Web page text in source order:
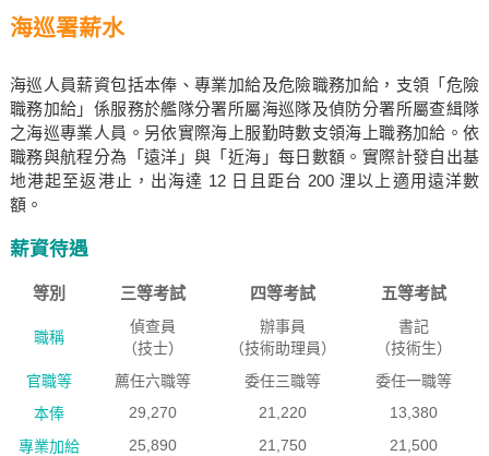
海巡署薪水
海巡人員薪資包括本俸、專業加給及危險職務加給，支領「危險
職務加給」係服務於艦隊分署所屬海巡隊及偵防分署所屬查緝隊
之海巡專業人員。另依實際海上服勤時數支領海上職務加給。依
職務與航程分為「遠洋」與「近海」每日數額。實際計發自出基
地港起至返港止，出海達 12 日且距台 200 浬以上適用遠洋數
額。
薪資待遇
等別 三等考試 四等考試 五等考試
職稱
偵查員
（技士）
辦事員
（技術助理員）
書記
（技術生）
官職等
薦任六職等 委任三職等
委任一職等
本俸
29,270 21,220
13,380
專業加給
25,890 21,750
21,500